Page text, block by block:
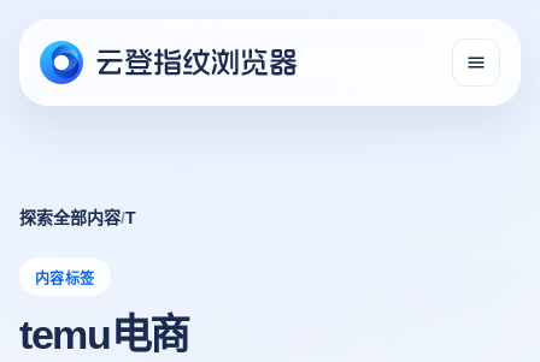
探索全部内容/T
内容标签
temu电商